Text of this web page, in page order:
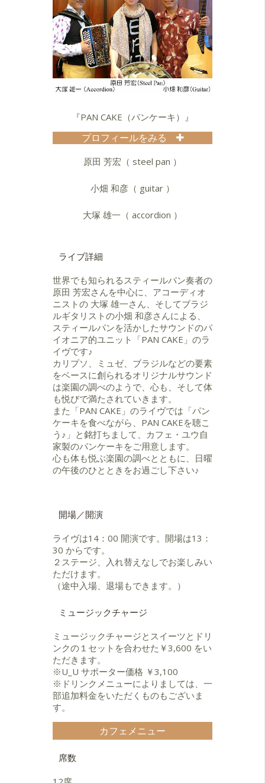
『PAN CAKE（パンケーキ）』
プロフィールをみる
ンを生かした特長的サウンドとして
メンバーは、Panorama Steel
Orchestraのリーダーでもあり、世界
でも知られるスティールパン奏者、
原田芳宏を中心に、
大塚雄一。そしてジャズ＆ブラジリ
る、
小畑和彦の３人。この本格派の３人
が創り出す楽曲の数々とインプロビ
ゼーションは世界でも例を見ない極
上のアコースティック音楽。聴く人
を楽園へと誘う。
現在までにブラジル最高峰のギタリ
ストであるトニーニョオルタ、アン
サリー(Vo)などをゲストを迎えCDを6
作発表している。PAN CAKE 公式ペ
ージ
http://www.eva.hi-ho.ne.jp/pancake/
原田 芳宏（ steel pan ）
小畑 和彦（ guitar ）
大塚 雄一（ accordion ）
ライブ詳細
世界でも知られるスティールパン奏者の
原田 芳宏さんを中心に、アコーディオ
ニストの 大塚 雄一さん、そしてブラジ
ルギタリストの小畑 和彦さんによる、
スティールパンを活かしたサウンドのパ
イオニア的ユニット「PAN CAKE」のラ
イヴです♪
カリプソ、ミュゼ、ブラジルなどの要素
をベースに創られるオリジナルサウンド
は楽園の調べのようで、心も、そして体
も悦びで満たされていきます。
また「PAN CAKE」のライヴでは「パン
ケーキを食べながら、PAN CAKEを聴こ
う♪」と銘打ちまして、カフェ・ユウ自
家製のパンケーキをご用意します。
心も体も悦ぶ楽園の調べとともに、日曜
の午後のひとときをお過ごし下さい♪
開場／開演
ライヴは14：00 開演です。開場は13：
30 からです。
２ステージ、入れ替えなしでお楽しみい
ただけます。
（途中入場、退場もできます。）
ミュージックチャージ
ミュージックチャージとスイーツとドリ
ンクの１セットを合わせた￥3,600 をい
ただきます。
※U_U サポーター価格 ￥3,100
※ドリンクメニューによりましては、一
部追加料金をいただくものもございま
す。
カフェメニュー
席数